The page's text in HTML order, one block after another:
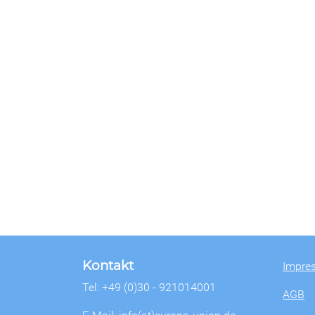
Kontakt
Tel: +49 (0)30 - 921014001
AGB